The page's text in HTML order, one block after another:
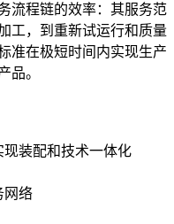
流程链的效率：其服务范
工，到重新试运行和质量
准在极短时间内实现生产
品。
装配和技术一体化
网络